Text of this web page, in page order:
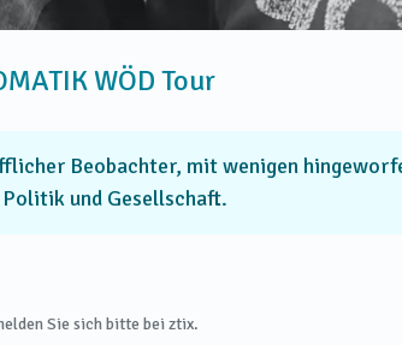
WÖD Tour
Beobachter, mit wenigen
und Gesellschaft.
Sie sich bitte bei ztix.